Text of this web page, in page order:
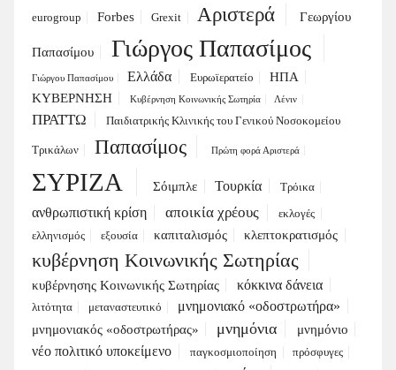
eurogroup Forbes Grexit Αριστερά Γεωργίου
Παπασίμου Γιώργος Παπασίμος
Γιώργου Παπασίμου Ελλάδα Ευρωϊερατείο
ΗΠΑ
ΚΥΒΕΡΝΗΣΗ
Κυβέρνηση Κοινωνικής Σωτηρία Λένιν
ΠΡΑΤΤΩ Παιδιατρικής Κλινικής του Γενικού Νοσοκομείου
Τρικάλων Παπασίμος Πρώτη φορά Αριστερά
ΣΥΡΙΖΑ Σόιμπλε Τουρκία Τρόικα
ανθρωπιστική κρίση αποικία χρέους
εκλογές
ελληνισμός
εξουσία καπιταλισμός κλεπτοκρατισμός
κυβέρνηση Κοινωνικής Σωτηρίας
κυβέρνησης Κοινωνικής Σωτηρίας κόκκινα δάνεια
λιτότητα μεταναστευτικό μνημονιακό «οδοστρωτήρα»
μνημονιακός «οδοστρωτήρας» μνημόνια μνημόνιο
νέο πολιτικό υποκείμενο παγκοσμιοποίηση
πρόσφυγες